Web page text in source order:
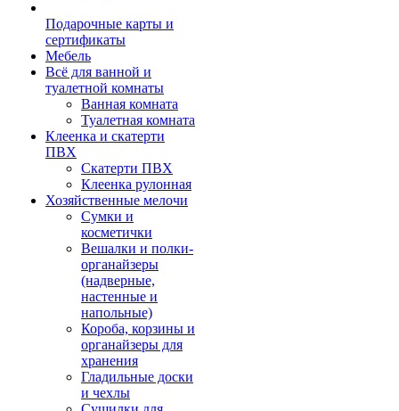
Подарочные карты и
сертификаты
Мебель
Всё для ванной и
туалетной комнаты
Ванная комната
Туалетная комната
Клеенка и скатерти
ПВХ
Скатерти ПВХ
Клеенка рулонная
Хозяйственные мелочи
Сумки и
косметички
Вешалки и полки-
органайзеры
(надверные,
настенные и
напольные)
Короба, корзины и
органайзеры для
хранения
Гладильные доски
и чехлы